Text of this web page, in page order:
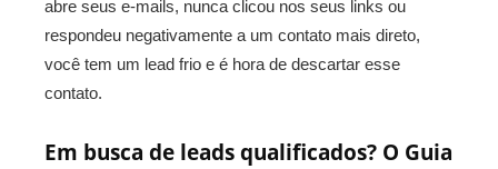
abre seus e-mails, nunca clicou nos seus links ou
respondeu negativamente a um contato mais direto,
você tem um lead frio e é hora de descartar esse
contato.
Em busca de leads qualificados? O Guia